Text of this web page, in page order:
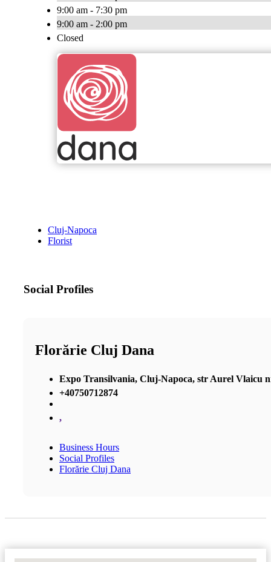
9:00 am - 7:30 pm
9:00 am - 2:00 pm
Closed
Cluj-Napoca
Florist
Social Profiles
Florărie Cluj Dana
Expo Transilvania, Cluj-Napoca, str Aurel Vlaicu
+40750712874
,
Business Hours
Social Profiles
Florărie Cluj Dana